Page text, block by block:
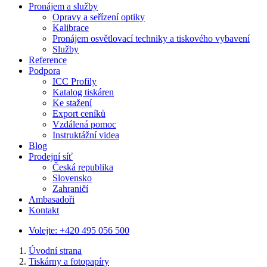
Pronájem a služby
Opravy a seřízení optiky
Kalibrace
Pronájem osvětlovací techniky a tiskového vybavení
Služby
Reference
Podpora
ICC Profily
Katalog tiskáren
Ke stažení
Export ceníků
Vzdálená pomoc
Instruktážní videa
Blog
Prodejní síť
Česká republika
Slovensko
Zahraničí
Ambasadoři
Kontakt
Volejte: +420 495 056 500
Úvodní strana
Tiskárny a fotopapíry